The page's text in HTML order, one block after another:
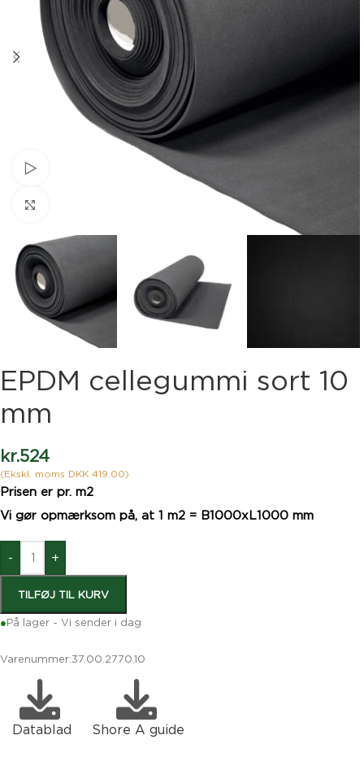
EPDM cellegummi sort 10
mm
kr.524
(Ekskl. moms DKK 419.00)
Prisen er pr. m2
Vi gør opmærksom på, at 1 m2 = B1000xL1000 mm
- +
TILFØJ TIL KURV
●På lager - Vi sender i dag
Varenummer:37.00.2770.10
Datablad Shore A guide